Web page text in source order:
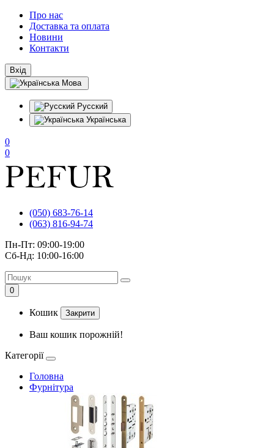
Про нас
Доставка та оплата
Новини
Контакти
Вхід
Мова
Русский
Українська
0
0
(050) 683-76-14
(063) 816-94-74
Пн-Пт: 09:00-19:00
Сб-Нд: 10:00-16:00
0
Кошик Закрити
Ваш кошик порожній!
Категорії
Головна
Фурнітура